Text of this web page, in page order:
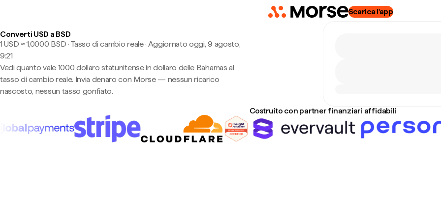
Scarica l'app
Converti USD a BSD
1 USD ≈ 1,0000 BSD · Tasso di cambio reale· Aggiornato oggi, 9 agosto,
9:21
Vedi quanto vale 1000 dollaro statunitense in dollaro delle Bahamas al
tasso di cambio reale. Invia denaro con Morse — nessun ricarico
nascosto, nessun tasso gonfiato.
Costruito con partner finanziari affidabili